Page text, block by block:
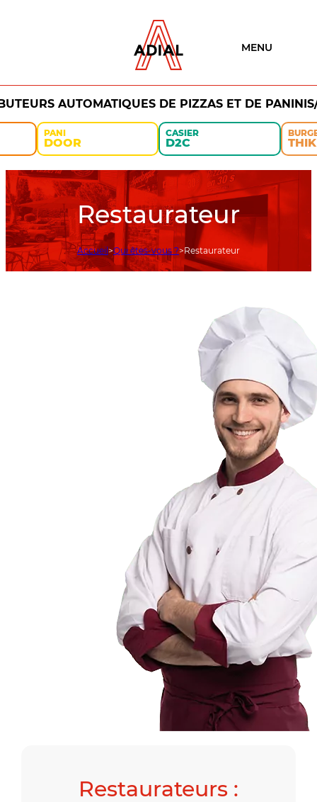
MENU
AUTOMATIQUES DE PIZZAS ET DE
PANI
DOOR
CASIER
D2C THIK
Restaurateur
Accueil Qui êtes-vous ? Restaurateur
Restaurateurs :